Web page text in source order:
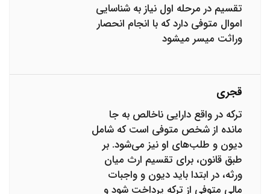
تقسیم در مرحله اول نیاز به شناسایی
اموال متوفی دارد که با انجام انحصار
وراثت میسر میشود
قجری
ترکه در واقع دارایی ناخالص به جا
مانده از شخص متوفی است که شامل
دیون و طلب‌های او نیز می‌شود. بر
طبق قانون، برای تقسیم ارث میان
ورثه، در ابتدا باید دیون و واجبات
مالی متوفی از ترکه پرداخت شود و